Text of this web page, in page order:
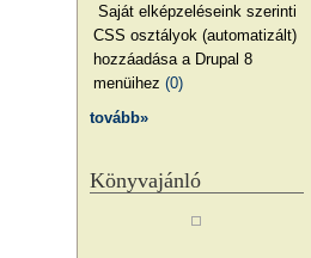
Saját elképzeléseink szerinti
CSS osztályok (automatizált)
hozzáadása a Drupal 8
menüihez(0)
tovább»
Könyvajánló